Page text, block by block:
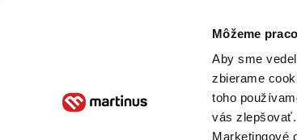
Môžeme
Aby sme
zbierame
toho
vás
Marketingové
Poukážky